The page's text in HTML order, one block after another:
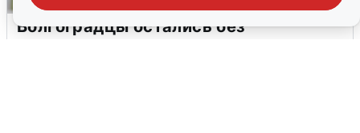
Волгоградцы остались без